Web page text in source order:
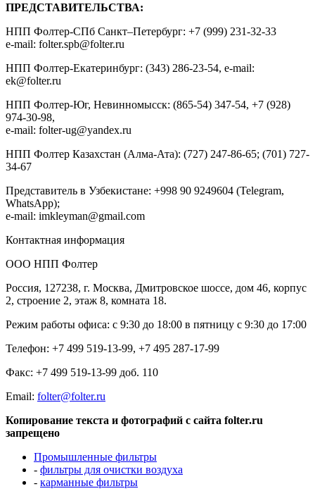
ПРЕДСТАВИТЕЛЬСТВА:
НПП Фолтер-СПб Санкт–Петербург: +7 (999) 231-32-33
e-mail: folter.spb@folter.ru
НПП Фолтер-Екатеринбург: (343) 286-23-54, e-mail:
ek@folter.ru
НПП Фолтер-Юг, Невинномысск: (865-54) 347-54, +7 (928)
974-30-98,
e-mail: folter-ug@yandex.ru
НПП Фолтер Казахстан (Алма-Ата): (727) 247-86-65; (701) 727-
34-67
Представитель в Узбекистане: +998 90 9249604 (Telegram,
WhatsApp);
e-mail: imkleyman@gmail.com
Контактная информация
ООО НПП Фолтер
Россия, 127238, г. Москва, Дмитровское шоссе, дом 46, корпус
2, строение 2, этаж 8, комната 18.
Режим работы офиса: с 9:30 до 18:00 в пятницу с 9:30 до 17:00
Телефон: +7 499 519-13-99, +7 495 287-17-99
Факс: +7 499 519-13-99 доб. 110
Еmail: folter@folter.ru
Копирование текста и фотографий с сайта folter.ru
запрещено
Промышленные фильтры
- фильтры для очистки воздуха
- карманные фильтры